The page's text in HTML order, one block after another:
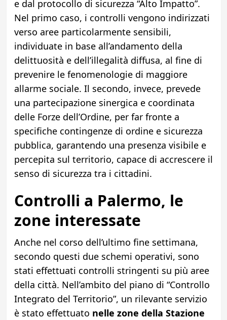
e dal protocollo di sicurezza “Alto Impatto”.
Nel primo caso, i controlli vengono indirizzati
verso aree particolarmente sensibili,
individuate in base all’andamento della
delittuosità e dell’illegalità diffusa, al fine di
prevenire le fenomenologie di maggiore
allarme sociale. Il secondo, invece, prevede
una partecipazione sinergica e coordinata
delle Forze dell’Ordine, per far fronte a
specifiche contingenze di ordine e sicurezza
pubblica, garantendo una presenza visibile e
percepita sul territorio, capace di accrescere il
senso di sicurezza tra i cittadini.
Controlli a Palermo, le
zone interessate
Anche nel corso dell’ultimo fine settimana,
secondo questi due schemi operativi, sono
stati effettuati controlli stringenti su più aree
della città. Nell’ambito del piano di “Controllo
Integrato del Territorio”, un rilevante servizio
è stato effettuato nelle zone della Stazione